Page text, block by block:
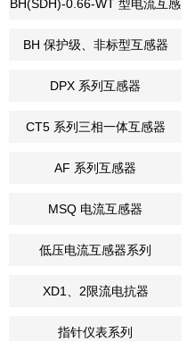
BH(SDH)-0.66-WT 型电流互感
器
BH 保护级、非标型互感器
DPX 系列互感器
CT5 系列三相一体互感器
AF 系列互感器
MSQ 电流互感器
低压电流互感器系列
XD1、2限流电抗器
指针仪表系列